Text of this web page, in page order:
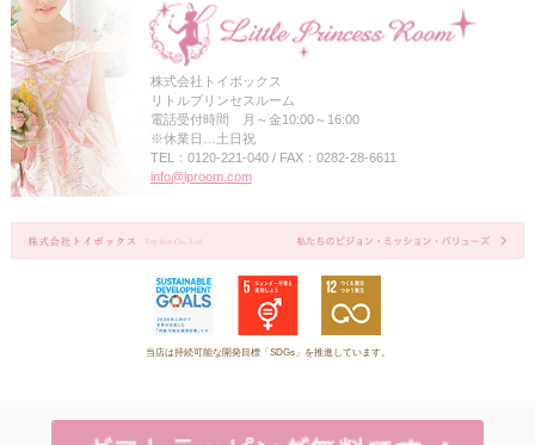
株式会社トイボックス
リトルプリンセスルーム
電話受付時間 月～金10:00～16:00
※休業日…土日祝
TEL：0120-221-040 / FAX：0282-28-6611
info@lproom.com
当店は持続可能な開発目標「SDGs」を推進しています。